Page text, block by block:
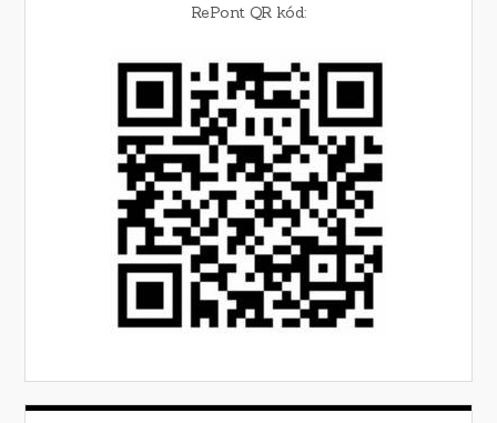
RePont QR kód: